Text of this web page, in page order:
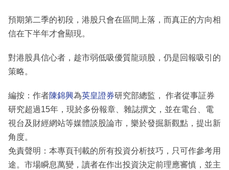
預期第二季的初段，港股只會在區間上落，而真正的方向相
信在下半年才會顯現。
對港股具信心者，趁市弱低吸優質龍頭股，仍是回報吸引的
策略。
編按：作者陳錦興為英皇證券研究部總監， 作者從事証券
研究超過15年，現於多份報章、雜誌撰文，並在電台、電
視台及財經網站等媒體談股論市，樂於發掘新觀點，提出新
角度。
免責聲明：本專頁刊載的所有投資分析技巧，只可作參考用
途。市場瞬息萬變，讀者在作出投資決定前理應審慎，並主